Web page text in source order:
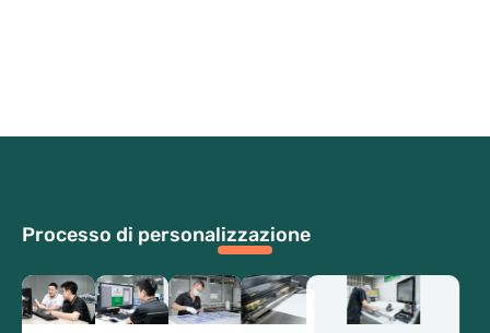
Processo di personalizzazione